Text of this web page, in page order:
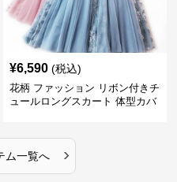
¥6,590 (税込)
花柄 ファッション リボン付きチ
ュールロングスカート 体型カバ
ム一覧へ ›